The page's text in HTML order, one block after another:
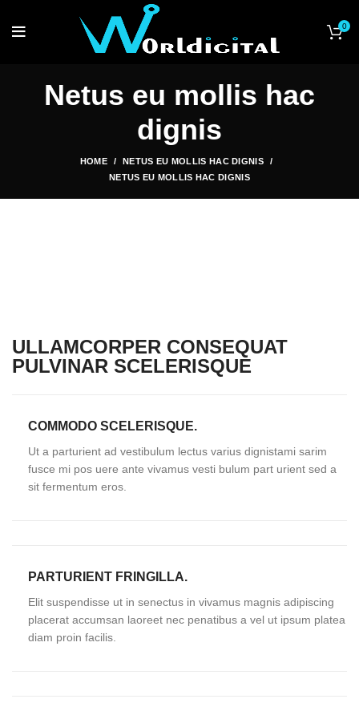
0
Netus eu mollis hac
dignis
HOME
NETUS EU MOLLIS HAC DIGNIS
NETUS EU MOLLIS HAC DIGNIS
ULLAMCORPER CONSEQUAT
PULVINAR SCELERISQUE
COMMODO SCELERISQUE.
Ut a parturient ad vestibulum lectus varius dignistami sarim
fusce mi pos uere ante vivamus vesti bulum part urient sed a
sit fermentum eros.
PARTURIENT FRINGILLA.
Elit suspendisse ut in senectus in vivamus magnis adipiscing
placerat accumsan laoreet nec penatibus a vel ut ipsum platea
diam proin facilis.